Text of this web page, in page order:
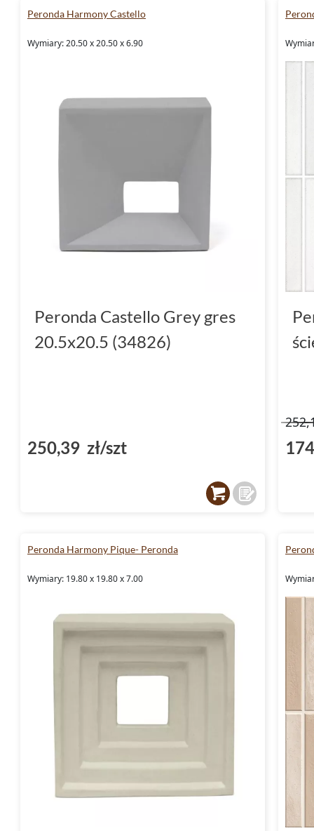
Peronda Harmony Castello
Wymiary: 20.50 x 20.50 x 6.90
Peronda Castello Grey gres
20.5x20.5 (34826)
250,39 zł/szt
Peronda Harmony Pique- Peronda
Wymiary: 19.80 x 19.80 x 7.00